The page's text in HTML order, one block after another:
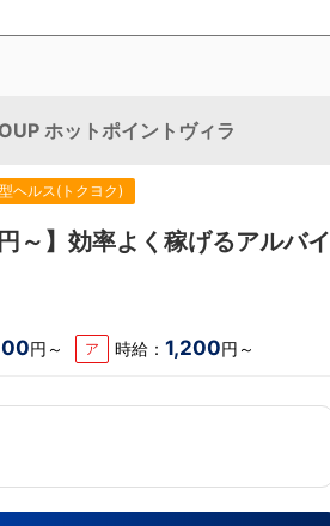
ホットポイントヴィラ
ヘルス(トクヨク)
～】効率よく稼げるアルバイ
円～ ア 時給：1,200円～